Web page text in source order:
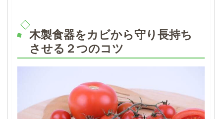
木製食器をカビから守り長持ち
させる２つのコツ